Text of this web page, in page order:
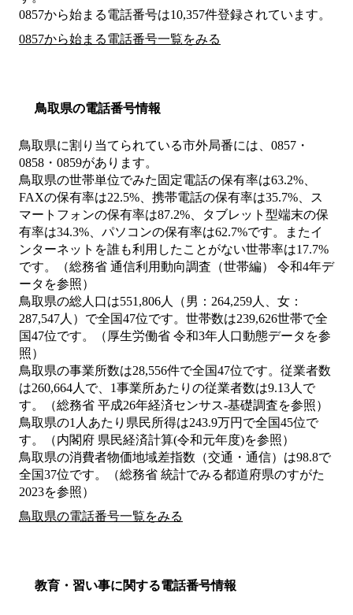
0857から始まる電話番号は10,357件登録されています。
0857から始まる電話番号一覧をみる
鳥取県の電話番号情報
鳥取県に割り当てられている市外局番には、0857・
0858・0859があります。
鳥取県の世帯単位でみた固定電話の保有率は63.2%、
FAXの保有率は22.5%、携帯電話の保有率は35.7%、ス
マートフォンの保有率は87.2%、タブレット型端末の保
有率は34.3%、パソコンの保有率は62.7%です。またイ
ンターネットを誰も利用したことがない世帯率は17.7%
です。（総務省 通信利用動向調査（世帯編） 令和4年デ
ータを参照）
鳥取県の総人口は551,806人（男：264,259人、女：
287,547人）で全国47位です。世帯数は239,626世帯で全
国47位です。（厚生労働省 令和3年人口動態データを参
照）
鳥取県の事業所数は28,556件で全国47位です。従業者数
は260,664人で、1事業所あたりの従業者数は9.13人で
す。（総務省 平成26年経済センサス‐基礎調査を参照）
鳥取県の1人あたり県民所得は243.9万円で全国45位で
す。（内閣府 県民経済計算(令和元年度)を参照）
鳥取県の消費者物価地域差指数（交通・通信）は98.8で
全国37位です。（総務省 統計でみる都道府県のすがた
2023を参照）
鳥取県の電話番号一覧をみる
教育・習い事に関する電話番号情報